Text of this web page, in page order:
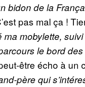
bidon de la
pas mal ça !
ma mobylette,
le bord
être écho à un
père qui